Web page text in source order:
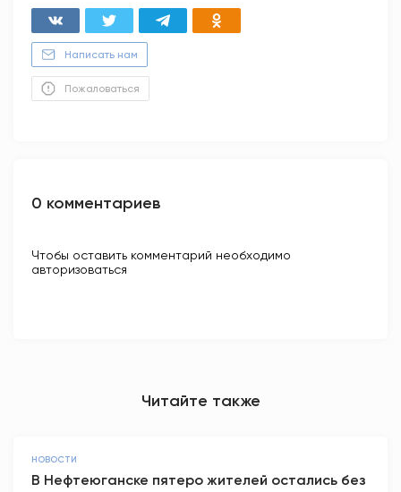
Написать нам
Пожаловаться
0 комментариев
Чтобы оставить комментарий необходимо
авторизоваться
Читайте также
НОВОСТИ
В Нефтеюганске пятеро жителей остались без